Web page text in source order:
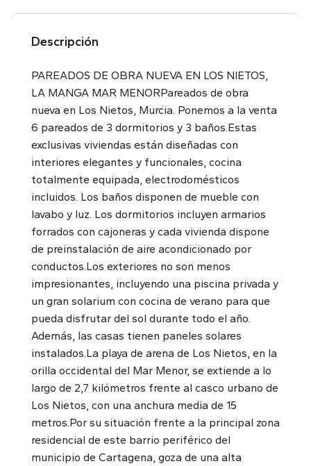
Descripción
PAREADOS DE OBRA NUEVA EN LOS NIETOS,
LA MANGA MAR MENORPareados de obra
nueva en Los Nietos, Murcia. Ponemos a la venta
6 pareados de 3 dormitorios y 3 baños.Estas
exclusivas viviendas están diseñadas con
interiores elegantes y funcionales, cocina
totalmente equipada, electrodomésticos
incluidos. Los baños disponen de mueble con
lavabo y luz. Los dormitorios incluyen armarios
forrados con cajoneras y cada vivienda dispone
de preinstalación de aire acondicionado por
conductos.Los exteriores no son menos
impresionantes, incluyendo una piscina privada y
un gran solarium con cocina de verano para que
pueda disfrutar del sol durante todo el año.
Además, las casas tienen paneles solares
instalados.La playa de arena de Los Nietos, en la
orilla occidental del Mar Menor, se extiende a lo
largo de 2,7 kilómetros frente al casco urbano de
Los Nietos, con una anchura media de 15
metros.Por su situación frente a la principal zona
residencial de este barrio periférico del
municipio de Cartagena, goza de una alta